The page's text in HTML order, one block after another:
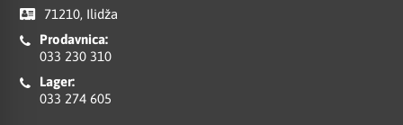
71210, Ilidža
Prodavnica:
033 230 310
Lager:
033 274 605